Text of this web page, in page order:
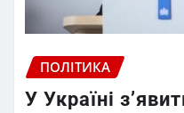
ПОЛІТИКА
У Україні